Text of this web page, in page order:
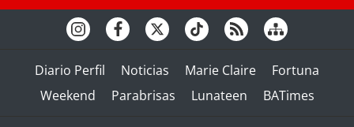
Diario Perfil Noticias Marie Claire
Fortuna
Weekend
Parabrisas Lunateen BATimes